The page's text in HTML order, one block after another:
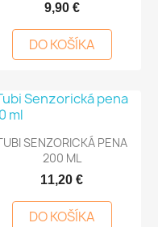
9,90 €
DO KOŠÍKA
SENZORICKÁ PENA
200 ML
11,20 €
DO KOŠÍKA